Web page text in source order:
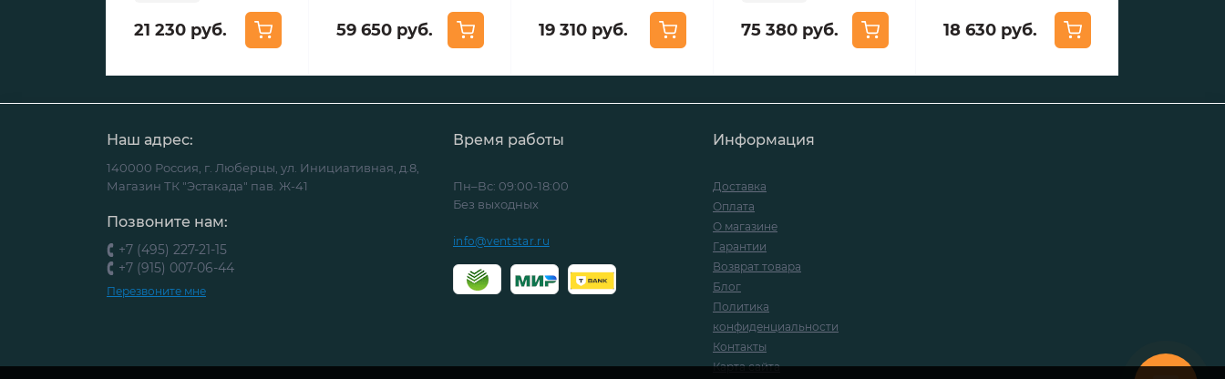
21 230 руб. 59 650 руб. 19 310 руб. 75 380 руб. 18 630 руб.
Наш адрес:
140000 Россия, г. Люберцы, ул. Инициативная, д.8,
Магазин ТК "Эстакада" пав. Ж-41
Позвоните нам:
+7 (495) 227-21-15
+7 (915) 007-06-44
Перезвоните мне
Время работы
Пн–Вс: 09:00-18:00
Без выходных
info@ventstar.ru
Информация
Доставка
Оплата
О магазине
Гарантии
Возврат товара
Блог
Политика
конфиденциальности
Контакты
Карта сайта